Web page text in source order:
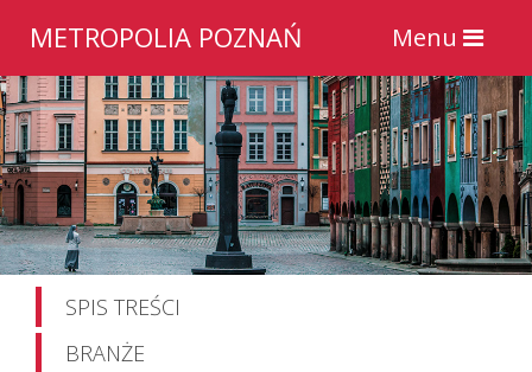
Toggle
navigation
Menu
METROPOLIA POZNAŃ
SPIS TREŚCI
BRANŻE